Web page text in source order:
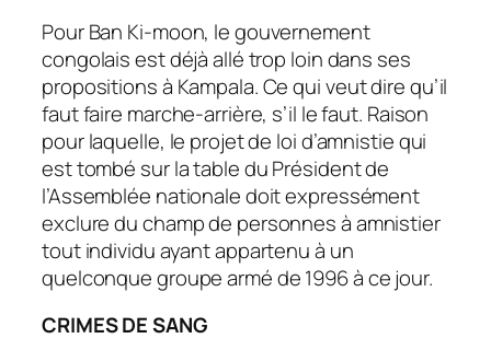
Pour Ban Ki-moon, le gouvernement
congolais est déjà allé trop loin dans ses
propositions à Kampala. Ce qui veut dire qu’il
faut faire marche-arrière, s’il le faut. Raison
pour laquelle, le projet de loi d’amnistie qui
est tombé sur la table du Président de
l’Assemblée nationale doit expressément
exclure du champ de personnes à amnistier
tout individu ayant appartenu à un
quelconque groupe armé de 1996 à ce jour.
CRIMES DE SANG